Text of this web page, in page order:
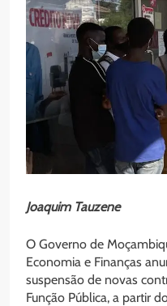
Joaquim Tauzene
O Governo de
Economia e Finanças
suspensão de novas
Função Pública, a partir